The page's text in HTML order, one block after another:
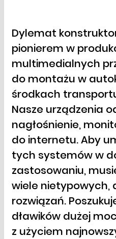
Dylemat
pionierem w
multimedialnych
do montażu w
środkach
Nasze urządzenia
nagłośnienie,
do internetu. Aby
tych systemów w
zastosowaniu,
wiele nietypowych,
rozwiązań.
dławików dużej
z użyciem